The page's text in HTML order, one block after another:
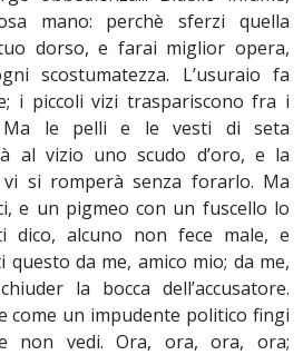
mano: perchè sferzi quella
dorso, e farai miglior opera,
scostumatezza. L’usuraio fa
i piccoli vizi traspariscono fra i
Ma le pelli e le vesti di seta
al vizio uno scudo d’oro, e la
si romperà senza forarlo. Ma
e un pigmeo con un fuscello lo
dico, alcuno non fece male, e
da me, amico mio; da me,
la bocca dell’accusatore.
come un impudente politico fingi
non vedi. Ora, ora, ora, ora;